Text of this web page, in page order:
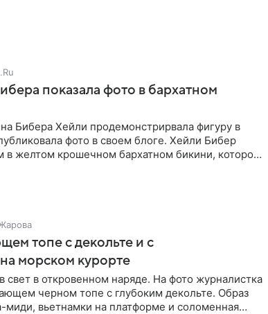
показала фото в бархатном
Бибера Хейли продемонстрирвала фигуру в
фото в своем блоге. Хейли Бибер
в желтом крошечном бархатном бикини, которое
топе с декольте и с
морском курорте
свет в откровенном наряде. На фото журналистка
черном топе с глубоким декольте. Образ
миди, вьетнамки на платформе и соломенная